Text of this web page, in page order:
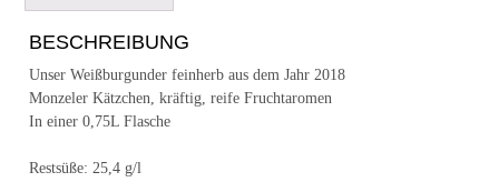
BESCHREIBUNG
Unser Weißburgunder feinherb aus dem Jahr 2018
Monzeler Kätzchen, kräftig, reife Fruchtaromen
In einer 0,75L Flasche
Restsüße: 25,4 g/l